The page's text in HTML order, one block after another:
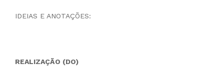
IDEIAS E ANOTAÇÕES:
REALIZAÇÃO (DO)